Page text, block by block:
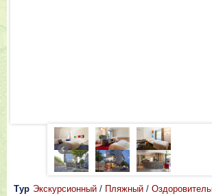
Тур Экскурсионный / Пляжный /